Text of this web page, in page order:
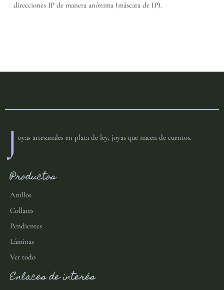
direcciones IP de manera anónima (máscara de IP).
J oyas artesanales en plata de ley, joyas que nacen de cuentos.
Productos
Anillos
Collares
Pendientes
Láminas
Ver todo
Enlaces de interés